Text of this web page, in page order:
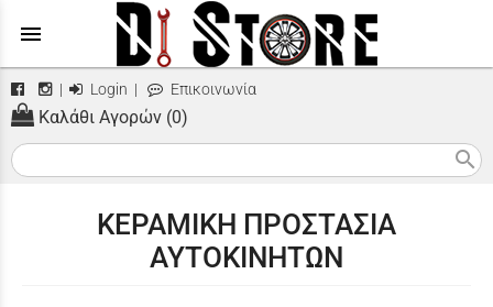
menu
| Login | Επικοινωνία
Καλάθι Αγορών (0)
search
ΚΕΡΑΜΙΚΗ ΠΡΟΣΤΑΣΙΑ
ΑΥΤΟΚΙΝΗΤΩΝ